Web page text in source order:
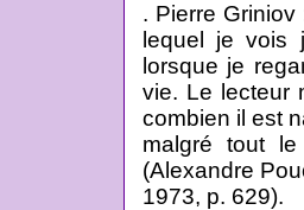
. Pierre
lequel je vois
lorsque je
vie. Le lecteur
combien il est
malgré tout
(Alexandre
1973, p. 629).